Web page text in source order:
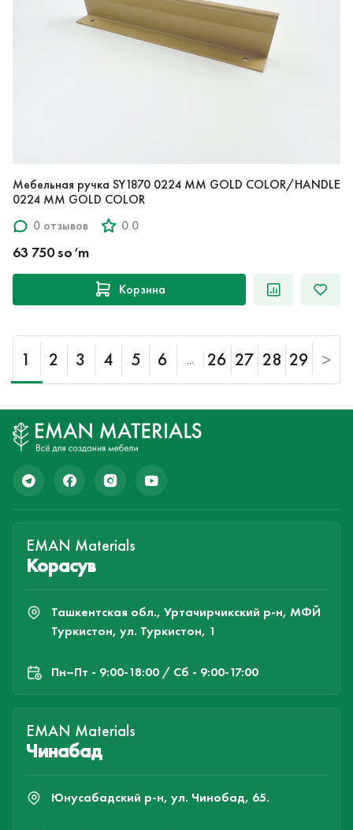
Мебельная ручка SY1870 0224 MM GOLD COLOR/HANDLE
0224 MM GOLD COLOR
0 отзывов
0.0
63 750 so‘m
Корзина
1 2 3 4 5 6 ... 26 27 28 29 >
EMAN Materials
Корасув
Ташкентская обл., Уртачирчикский р-н, МФЙ
Туркистон, ул. Туркистон, 1
Пн–Пт - 9:00-18:00 / Сб - 9:00-17:00
EMAN Materials
Чинабад
Юнусабадский р-н, ул. Чинобад, 65.